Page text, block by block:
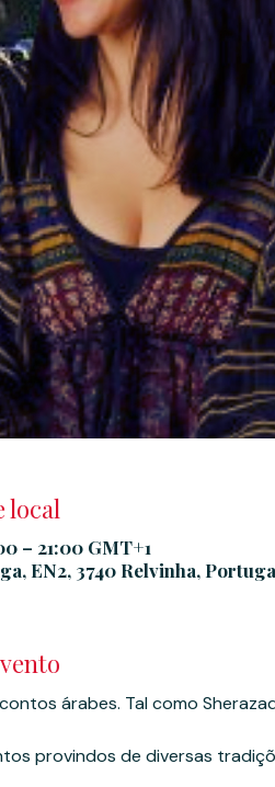
local
– 21:00 GMT+1
EN2, 3740 Relvinha,
árabes. Tal como
provindos de diversas